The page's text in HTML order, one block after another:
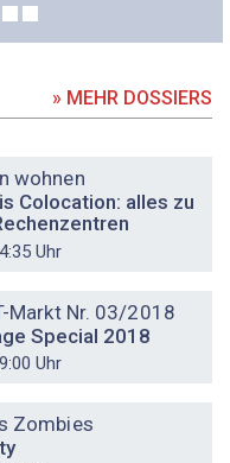
» MEHR DOSSIERS
wohnen
Colocation: alles zu
Uhr
Markt Nr. 03/2018
Special 2018
Uhr
Zombies